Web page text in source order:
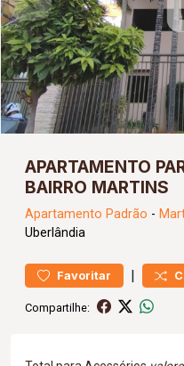
APARTAMENTO
BAIRRO MARTINS
Apartamento Padrão -
Uberlândia
Favoritar |
Compartilhe: